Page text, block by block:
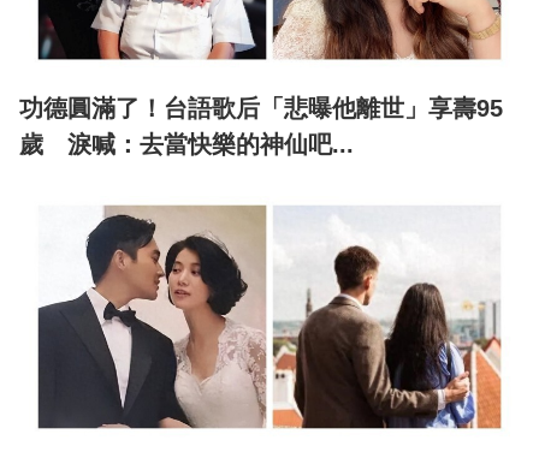
功德圓滿了！台語歌后「悲曝他離世」享壽95
歲 淚喊：去當快樂的神仙吧...